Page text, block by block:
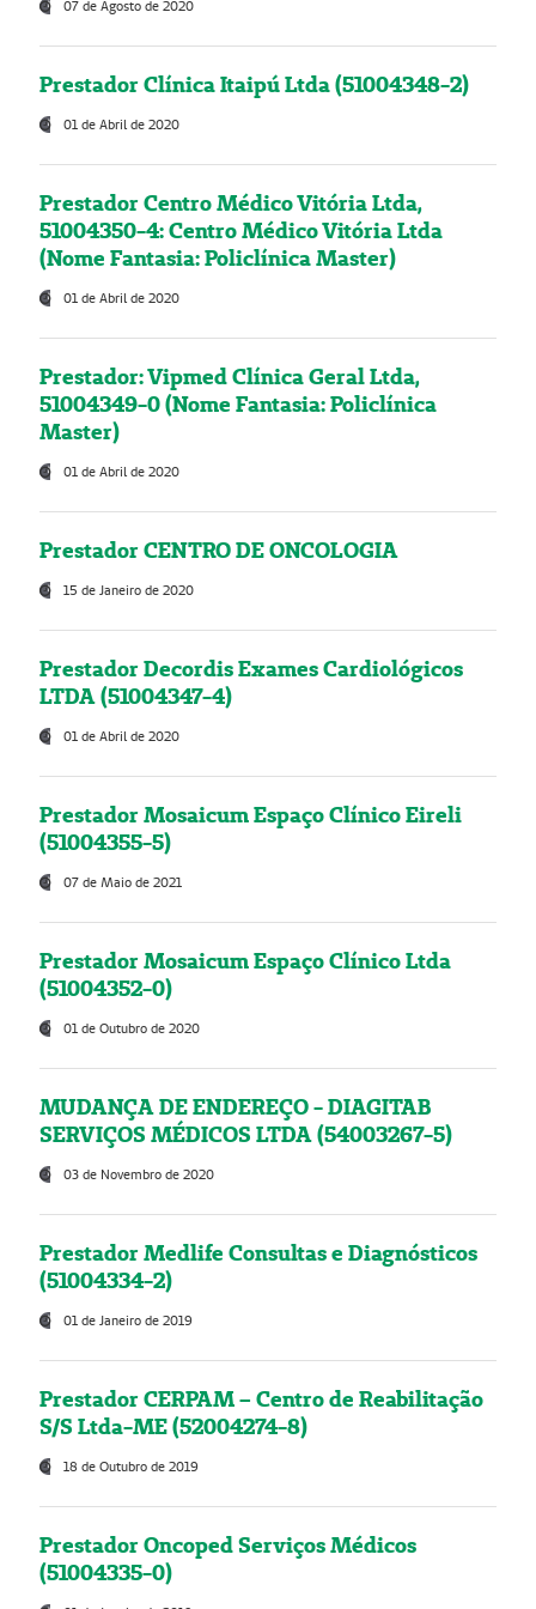
07 de Agosto de 2020
Prestador Clínica Itaipú Ltda (51004348-2)
01 de Abril de 2020
Prestador Centro Médico Vitória Ltda,
51004350-4: Centro Médico Vitória Ltda
(Nome Fantasia: Policlínica Master)
01 de Abril de 2020
Prestador: Vipmed Clínica Geral Ltda,
51004349-0 (Nome Fantasia: Policlínica
Master)
01 de Abril de 2020
Prestador CENTRO DE ONCOLOGIA
15 de Janeiro de 2020
Prestador Decordis Exames Cardiológicos
LTDA (51004347-4)
01 de Abril de 2020
Prestador Mosaicum Espaço Clínico Eireli
(51004355-5)
07 de Maio de 2021
Prestador Mosaicum Espaço Clínico Ltda
(51004352-0)
01 de Outubro de 2020
MUDANÇA DE ENDEREÇO - DIAGITAB
SERVIÇOS MÉDICOS LTDA (54003267-5)
03 de Novembro de 2020
Prestador Medlife Consultas e Diagnósticos
(51004334-2)
01 de Janeiro de 2019
Prestador CERPAM – Centro de Reabilitação
S/S Ltda-ME (52004274-8)
18 de Outubro de 2019
Prestador Oncoped Serviços Médicos
(51004335-0)